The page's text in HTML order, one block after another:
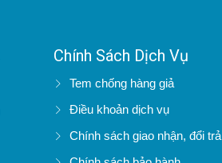
Chính Sách Dịch Vụ
Tem chống hàng giả
Điều khoản dịch vụ
Chính sách giao nhận, đổi trả